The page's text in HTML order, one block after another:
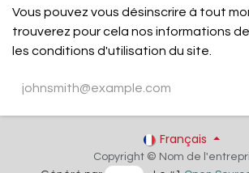
Vous pouvez vous désinscrire à tout
trouverez pour cela nos informations
les conditions d'utilisation du site.
Copyright © Nom de
Français